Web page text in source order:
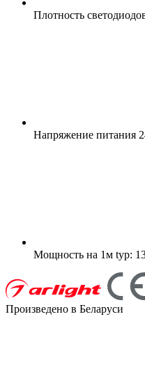
Плотность
Напряжение питания
Мощность на 1м typ:
Произведено в Беларуси